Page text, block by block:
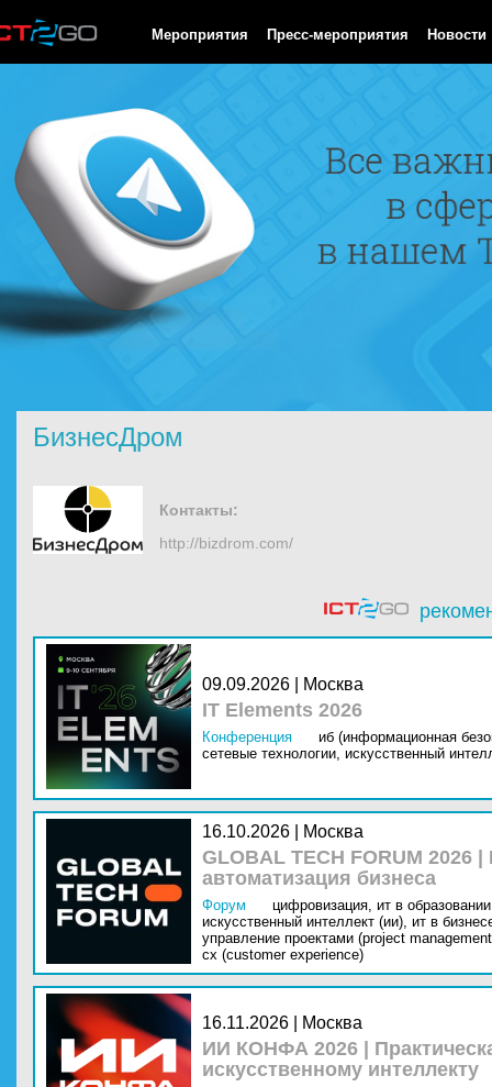
Мероприятия Пресс-мероприятия Новости
БизнесДром
Контакты:
http://bizdrom.com/
09.09.2026 | Москва
IT Elements 2026
Конференция
иб (информационная
сетевые технологии, искусственный
16.10.2026 | Москва
GLOBAL TECH FORUM
автоматизация бизнеса
Форум цифровизация, ит в
искусственный интеллект (ии), ит в
управление проектами (project
cx (customer experience)
16.11.2026 | Москва
ИИ КОНФА 2026 |
искусственному интеллекту